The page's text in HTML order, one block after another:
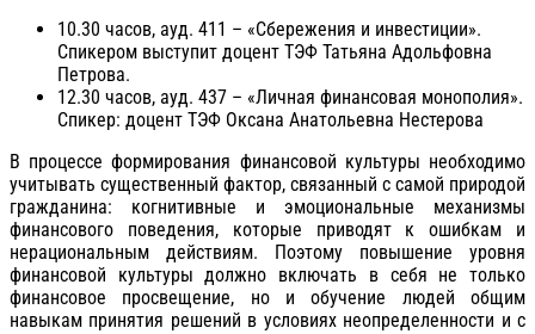
10.30 часов, ауд. 411 – «Сбережения и инвестиции».
Спикером выступит доцент ТЭФ Татьяна Адольфовна
Петрова.
12.30 часов, ауд. 437 – «Личная финансовая монополия».
Спикер: доцент ТЭФ Оксана Анатольевна Нестерова
В процессе формирования финансовой культуры необходимо
учитывать существенный фактор, связанный с самой природой
гражданина: когнитивные и эмоциональные механизмы
финансового поведения, которые приводят к ошибкам и
нерациональным действиям. Поэтому повышение уровня
финансовой культуры должно включать в себя не только
финансовое просвещение, но и обучение людей общим
навыкам принятия решений в условиях неопределенности и с